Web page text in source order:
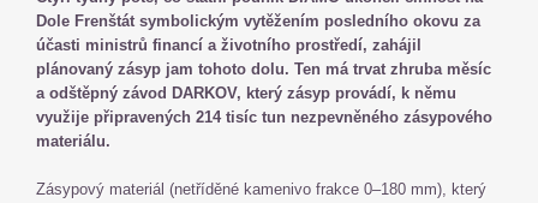
Dole Frenštát symbolickým vytěžením posledního okovu za
účasti ministrů financí a životního prostředí, zahájil
plánovaný zásyp jam tohoto dolu. Ten má trvat zhruba měsíc
a odštěpný závod DARKOV, který zásyp provádí, k němu
využije připravených 214 tisíc tun nezpevněného zásypového
materiálu.
Zásypový materiál (netříděné kamenivo frakce 0–180 mm), který